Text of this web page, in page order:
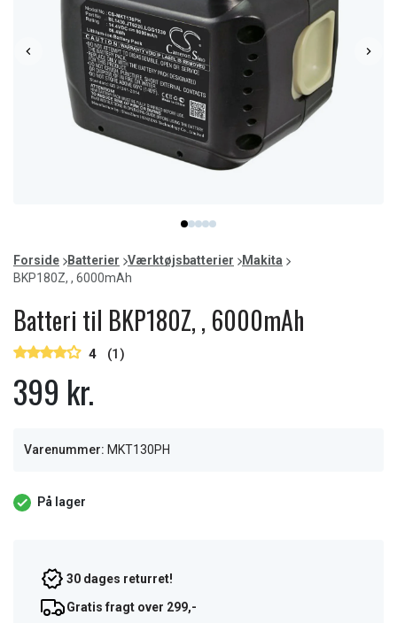
item
0
item
1
item
2
item
3
item
4
of
5
Forside Batterier Værktøjsbatterier
Makita
BKP180Z, , 6000mAh
Batteri til BKP180Z, , 6000mAh
4 (1)
399 kr.
Varenummer: MKT130PH
På lager
30 dages returret!
Gratis fragt over 299,-